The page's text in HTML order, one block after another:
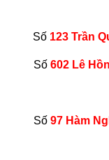
Số 123 Trần
Số 602 Lê
Số 97 Hàm